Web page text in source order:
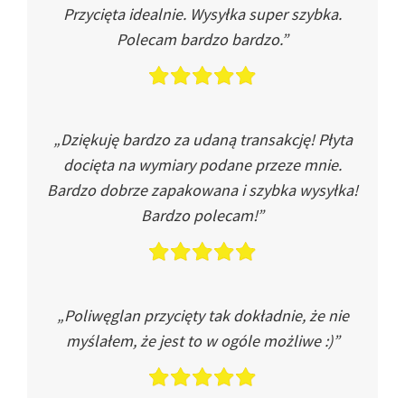
Przycięta idealnie. Wysyłka super szybka.
Polecam bardzo bardzo.”
„Dziękuję bardzo za udaną transakcję! Płyta
docięta na wymiary podane przeze mnie.
Bardzo dobrze zapakowana i szybka wysyłka!
Bardzo polecam!”
„Poliwęglan przycięty tak dokładnie, że nie
myślałem, że jest to w ogóle możliwe :)”